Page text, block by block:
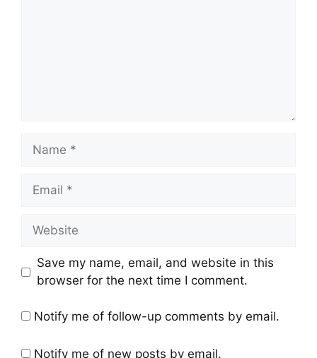
Save my name, email, and website in this
browser for the next time I comment.
Notify me of follow-up comments by email.
Notify me of new posts by email.